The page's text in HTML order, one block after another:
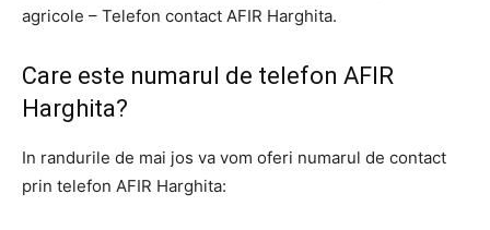
agricole – Telefon contact AFIR Harghita.
Care este numarul de telefon AFIR
Harghita?
In randurile de mai jos va vom oferi numarul de contact
prin telefon AFIR Harghita: